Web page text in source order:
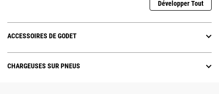
Développer Tout
ACCESSOIRES DE GODET
CHARGEUSES SUR PNEUS